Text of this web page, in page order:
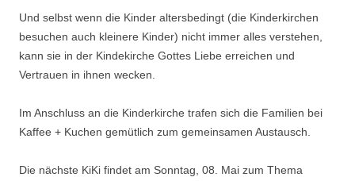
Und selbst wenn die Kinder altersbedingt (die Kinderkirchen
besuchen auch kleinere Kinder) nicht immer alles verstehen,
kann sie in der Kindekirche Gottes Liebe erreichen und
Vertrauen in ihnen wecken.
Im Anschluss an die Kinderkirche trafen sich die Familien bei
Kaffee + Kuchen gemütlich zum gemeinsamen Austausch.
Die nächste KiKi findet am Sonntag, 08. Mai zum Thema